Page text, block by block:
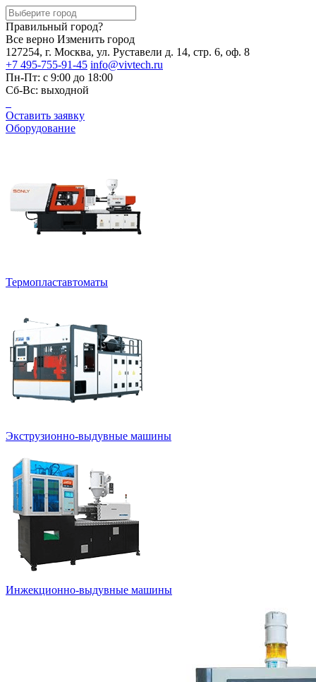
Правильный город?
Все верно Изменить город
127254, г. Москва, ул. Руставели д. 14, стр. 6, оф. 8
+7 495-755-91-45 info@vivtech.ru
Пн-Пт: с 9:00 до 18:00
Сб-Вс: выходной
Оставить заявку
Оборудование
Термопластавтоматы
Экструзионно-выдувные машины
Инжекционно-выдувные машины